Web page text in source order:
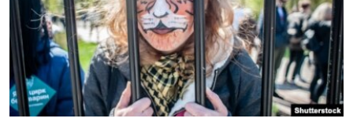
ДЕПОРТАЦІЯ
ВІДЕОУРОКИ «ELIFBE»
СВІДЧЕННЯ ОКУПАЦІЇ
УКРАЇНСЬКА ПРОБЛЕМА КРИМУ
ЯК ОБІЙТИ БЛОКУВАННЯ
Русский
Qırımtatar